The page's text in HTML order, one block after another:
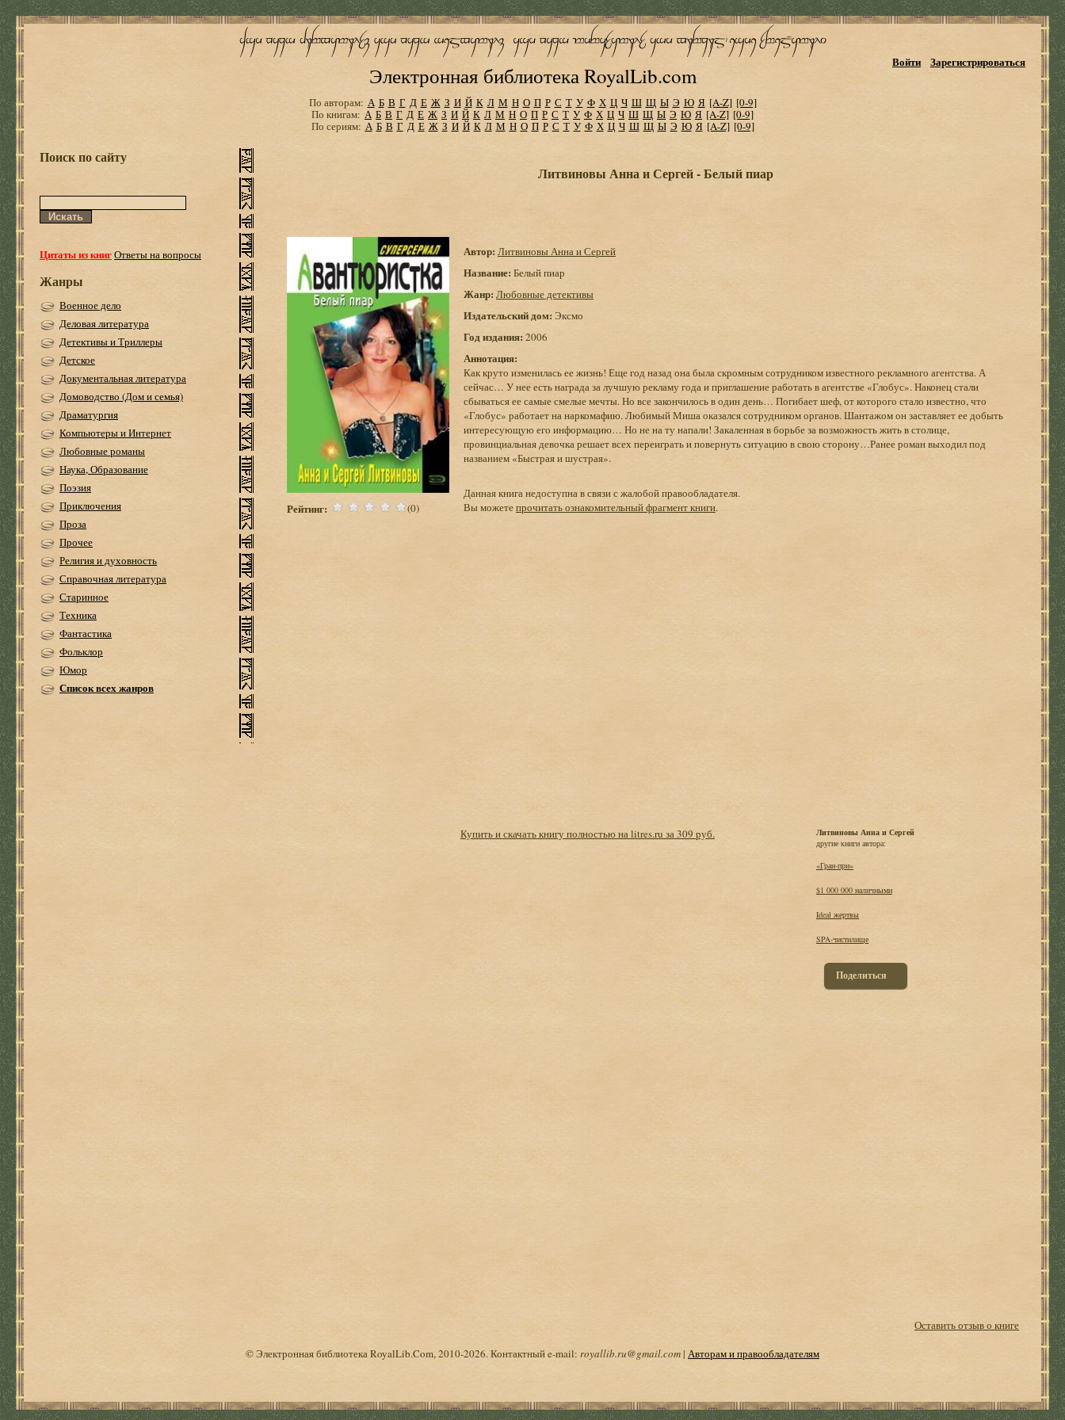
Электронная библиотека RoyalLib.com
Войти Зарегистрироваться
По авторам: А Б В Г Д Е Ж З И Й К Л М Н О П Р С Т У Ф Х Ц Ч Ш Щ Ы Э Ю Я [A-Z] [0-9]
По книгам: А Б В Г Д Е Ж З И Й К Л М Н О П Р С Т У Ф Х Ц Ч Ш Щ Ы Э Ю Я [A-Z] [0-9]
По сериям: А Б В Г Д Е Ж З И Й К Л М Н О П Р С Т У Ф Х Ц Ч Ш Щ Ы Э Ю Я [A-Z] [0-9]
Поиск по сайту
Цитаты из книгОтветы на вопросы
Жанры
Военное дело
Деловая литература
Детективы и Триллеры
Детское
Документальная литература
Домоводство (Дом и семья)
Драматургия
Компьютеры и Интернет
Любовные романы
Наука, Образование
Поэзия
Приключения
Проза
Прочее
Религия и духовность
Справочная литература
Старинное
Техника
Фантастика
Фольклор
Юмор
Список всех жанров
Литвиновы Анна и Сергей - Белый пиар
Рейтинг: (0)
Автор: Литвиновы Анна и Сергей
Название: Белый пиар
Жанр: Любовные детективы
Издательский дом: Эксмо
Год издания: 2006
Аннотация:
Как круто изменилась ее жизнь! Еще год назад она была скромным сотрудником известного рекламного агентства. А
сейчас… У нее есть награда за лучшую рекламу года и приглашение работать в агентстве «Глобус». Наконец стали
сбываться ее самые смелые мечты. Но все закончилось в один день… Погибает шеф, от которого стало известно, что
«Глобус» работает на наркомафию. Любимый Миша оказался сотрудником органов. Шантажом он заставляет ее добыть
интересующую его информацию… Но не на ту напали! Закаленная в борьбе за возможность жить в столице,
провинциальная девочка решает всех переиграть и повернуть ситуацию в свою сторону…Ранее роман выходил под
названием «Быстрая и шустрая».
Данная книга недоступна в связи с жалобой правообладателя.
Вы можетепрочитать ознакомительный фрагмент книги.
Купить и скачать книгу полностью на litres.ru за 309 руб.
Литвиновы Анна и Сергей
другие книги автора:
«Гран-при»
$1 000 000 наличными
Ideal жертвы
SPA-чистилище
Поделиться
Оставить отзыв о книге
© Электронная библиотека RoyalLib.Com, 2010-2026. Контактный e-mail: royallib.ru@gmail.com| Авторам и правообладателям